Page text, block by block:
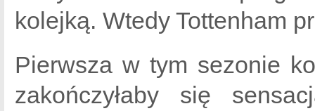
kolejką. Wtedy Tottenham
Pierwsza w tym sezonie
zakończyłaby się